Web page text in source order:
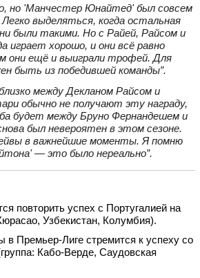
но 'Манчестер Юнайтед' был совсем
Легко выделяться, когда остальная
были такими. Но с Райей, Райсом и
играет хорошо, и они всё равно
они ещё и выиграли трофей. Для
быть из победившей команды”.
между Декланом Райсом и
обычно не получают эту награду,
будет между Бруно Фернандешем и
был невероятен в этом сезоне.
в важнейшие моменты. Я помню
— это было нереально”.
повторить успех с Португалией на
Узбекистан, Колумбия).
в Премьер‑Лиге стремится к успеху со
Кабо‑Верде, Саудовская